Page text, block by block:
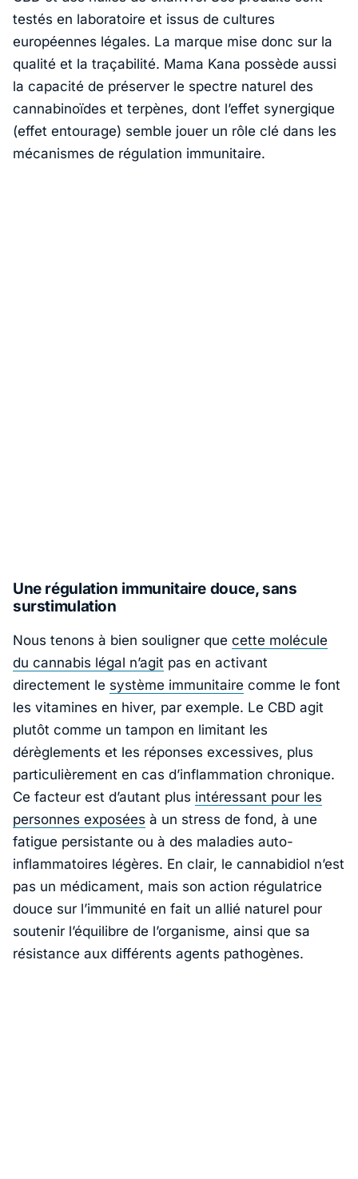
testés en laboratoire et issus de cultures
européennes légales. La marque mise donc sur la
qualité et la traçabilité. Mama Kana possède aussi
la capacité de préserver le spectre naturel des
cannabinoïdes et terpènes, dont l’effet synergique
(effet entourage) semble jouer un rôle clé dans les
mécanismes de régulation immunitaire.
Une régulation immunitaire douce, sans
surstimulation
Nous tenons à bien souligner que cette molécule
du cannabis légal n’agit pas en activant
directement le système immunitaire comme le font
les vitamines en hiver, par exemple. Le CBD agit
plutôt comme un tampon en limitant les
dérèglements et les réponses excessives, plus
particulièrement en cas d’inflammation chronique.
Ce facteur est d’autant plus intéressant pour les
personnes exposées à un stress de fond, à une
fatigue persistante ou à des maladies auto-
inflammatoires légères. En clair, le cannabidiol n’est
pas un médicament, mais son action régulatrice
douce sur l’immunité en fait un allié naturel pour
soutenir l’équilibre de l’organisme, ainsi que sa
résistance aux différents agents pathogènes.